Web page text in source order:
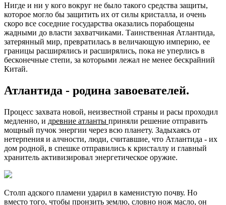
Нигде и ни у кого вокруг не было такого средства защиты,
которое могло бы защитить их от силы кристалла, и очень
скоро все соседние государства оказались порабощены
жадными до власти захватчиками. Таинственная Атлантида,
затерянный мир, превратилась в величающую империю, ее
границы расширялись и расширялись, пока не уперлись в
бесконечные степи, за которыми лежал не менее бескрайний
Китай.
Атлантида - родина завоевателей.
Процесс захвата новой, неизвестной страны и расы проходил
медленно, и древние атланты приняли решение отправить
мощный пучок энергии через всю планету. Задыхаясь от
нетерпения и алчности, люди, считавшие, что Атлантида - их
дом родной, в спешке отправились к кристаллу и главный
хранитель активизировал энергетическое оружие.
Столп адского пламени ударил в каменистую почву. Но
вместо того, чтобы пронзить землю, словно нож масло, он